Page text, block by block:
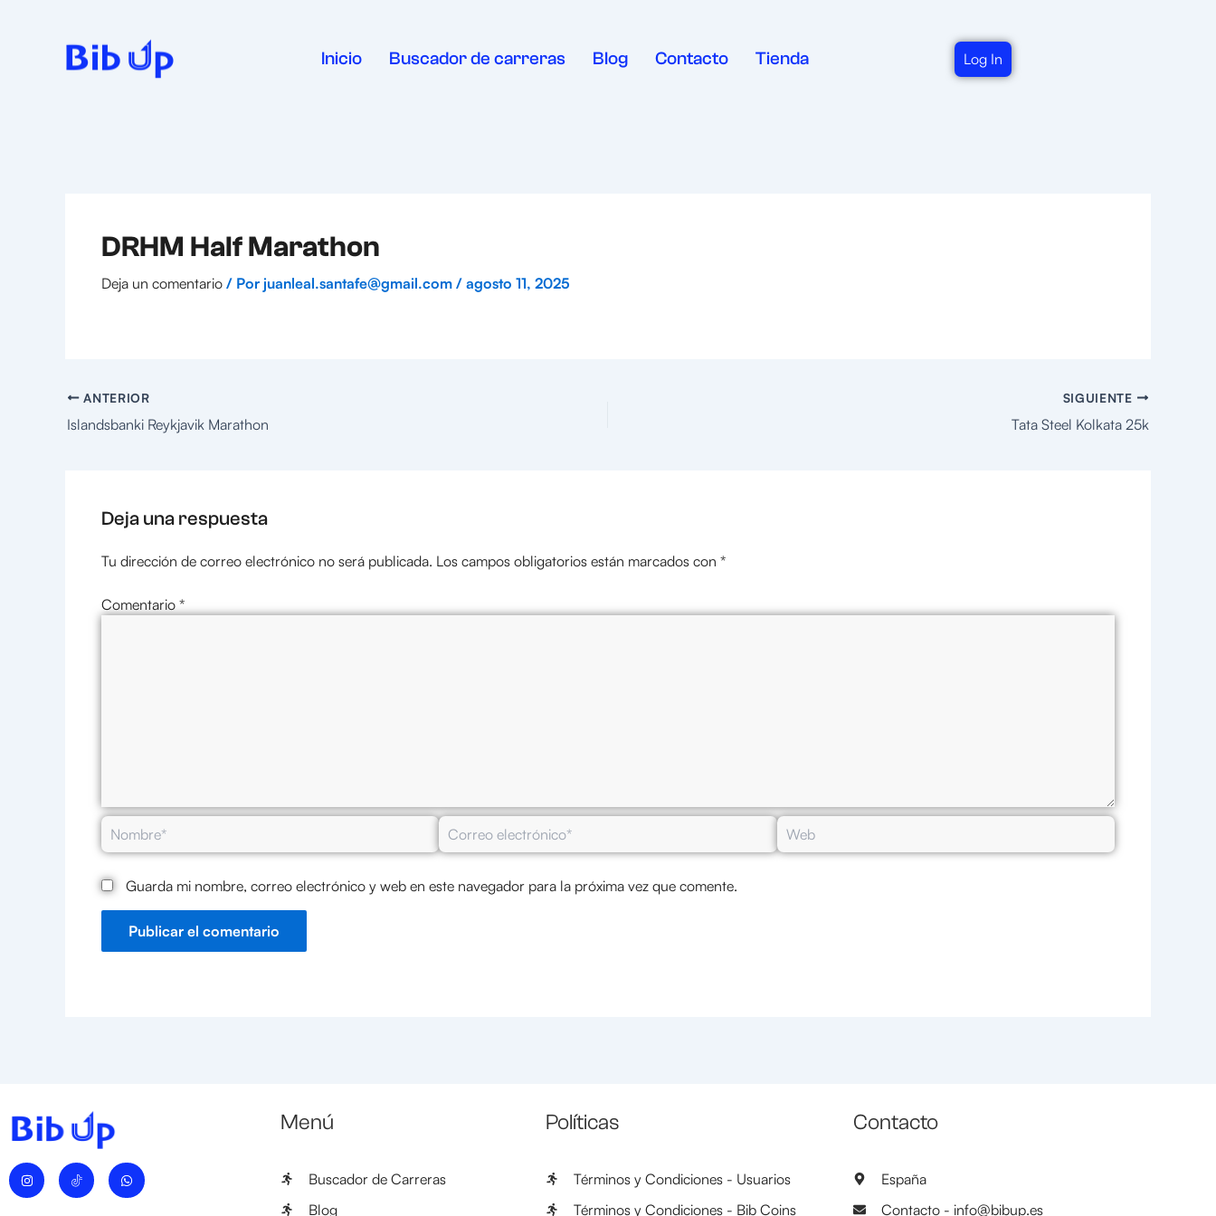
Inicio Buscador de carreras Blog Contacto Tienda Log In
DRHM Half Marathon
Deja un comentario / Por juanleal.santafe@gmail.com / agosto 11, 2025
ANTERIOR
Islandsbanki Reykjavik Marathon
SIGUIENTE
Tata Steel Kolkata 25k
Deja una respuesta
Tu dirección de correo electrónico no será publicada. Los campos obligatorios están marcados con *
Comentario *
Nombre*
Correo
electrónico*
Web
Guarda mi nombre, correo electrónico y web en este navegador para la próxima vez que comente.
I
n
W
h
Menú
Buscador de Carreras
Blog
Políticas
Términos y Condiciones - Usuarios
Términos y Condiciones - Bib Coins
Contacto
España
Contacto - info@bibup.es